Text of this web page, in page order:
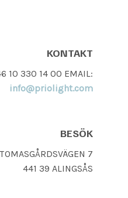
KONTAKT
10 330 14 00 EMAIL:
info@priolight.com
BESÖK
7
441 39 ALINGSÅS